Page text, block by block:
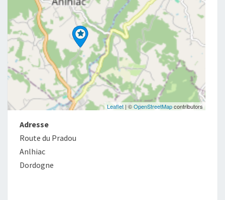
Leaflet | ©OpenStreetMapcontributors
Adresse
Route du Pradou
Anlhiac
Dordogne